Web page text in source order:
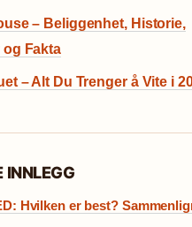
– Beliggenhet, Historie,
Fakta
– Alt Du Trenger å Vite i
INNLEGG
Hvilken er best?